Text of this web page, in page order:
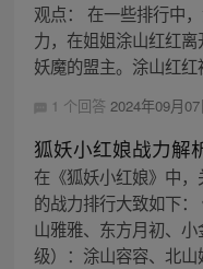
观点： 在一些排行中
力，在姐姐涂山红红
妖魔的盟主。涂山红
1 个回答 2024年09月
狐妖小红娘战力解
在《狐妖小红娘》中
的战力排行大致如下
山雅雅、东方月初、
级）：涂山容容、北